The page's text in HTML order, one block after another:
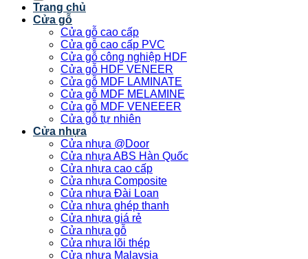
Trang chủ
Cửa gỗ
Cửa gỗ cao cấp
Cửa gỗ cao cấp PVC
Cửa gỗ công nghiệp HDF
Cửa gỗ HDF VENEER
Cửa gỗ MDF LAMINATE
Cửa gỗ MDF MELAMINE
Cửa gỗ MDF VENEEER
Cửa gỗ tự nhiên
Cửa nhựa
Cửa nhựa @Door
Cửa nhựa ABS Hàn Quốc
Cửa nhựa cao cấp
Cửa nhựa Composite
Cửa nhựa Đài Loan
Cửa nhựa ghép thanh
Cửa nhựa giá rẻ
Cửa nhựa gỗ
Cửa nhựa lõi thép
Cửa nhựa Malaysia